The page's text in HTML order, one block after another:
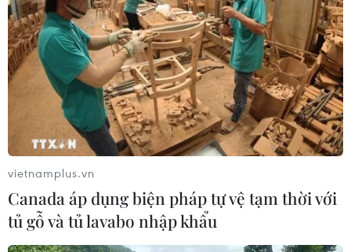
đẫm máu nhất
Tổng thống Nga thay đổi vị trí các chỉ
huy tại mặt trận Ukraine
TIN LIÊN QUAN
vietnamplus.vn
Canada áp dụng biện pháp tự vệ tạm thời với
tủ gỗ và tủ lavabo nhập khẩu